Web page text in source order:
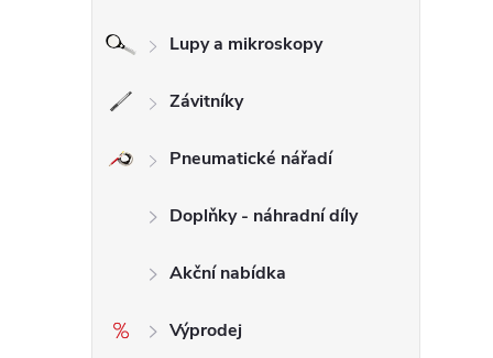
Lupy a mikroskopy
Závitníky
Pneumatické nářadí
Doplňky - náhradní díly
Akční nabídka
Výprodej